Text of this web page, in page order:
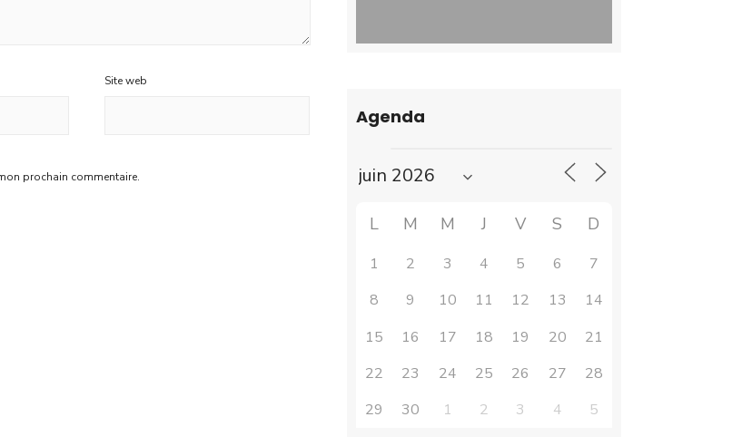
Site web
prochain commentaire.
Agenda
L M M J V S D
1 2 3 4 5 6
7
8
9 10 11 12 13
14
15
16 17 18 19 20
21
22
23 24 25 26 27
28
29
30 1 2 3 4 5